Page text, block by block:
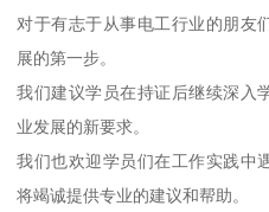
对于有志于从事电工行业的朋友
展的第一步。
我们建议学员在持证后继续深入
业发展的新要求。
我们也欢迎学员们在工作实践中
将竭诚提供专业的建议和帮助。